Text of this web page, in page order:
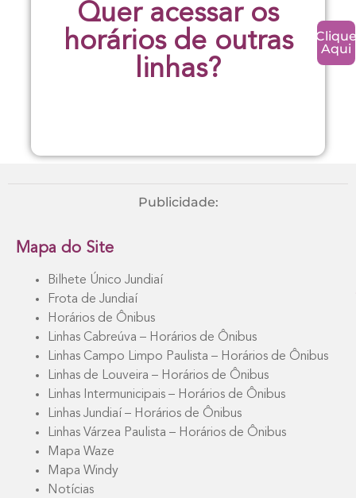
Quer acessar os
horários de outras
linhas?
Clique
Aqui
Publicidade:
Mapa do Site
Bilhete Único Jundiaí
Frota de Jundiaí
Horários de Ônibus
Linhas Cabreúva – Horários de Ônibus
Linhas Campo Limpo Paulista – Horários de Ônibus
Linhas de Louveira – Horários de Ônibus
Linhas Intermunicipais – Horários de Ônibus
Linhas Jundiaí – Horários de Ônibus
Linhas Várzea Paulista – Horários de Ônibus
Mapa Waze
Mapa Windy
Notícias